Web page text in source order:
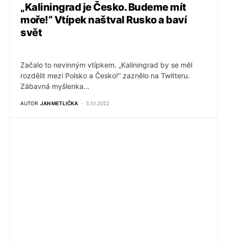
„Kaliningrad je Česko. Budeme mít
moře!“ Vtípek naštval Rusko a baví
svět
Začalo to nevinným vtípkem. „Kaliningrad by se měl
rozdělit mezi Polsko a Česko!“ zaznělo na Twitteru.
Zábavná myšlenka…
AUTOR JAN METLIČKA 5.10.2022